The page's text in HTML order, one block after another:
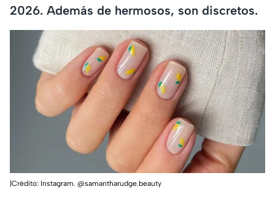
2026. Además de hermosos, son discretos.
|Crédito: Instagram. @samantharudge.beauty